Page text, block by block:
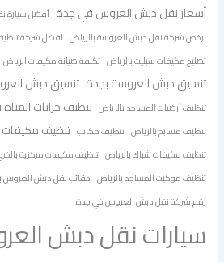
أسعار نقل دبش العروس في جدة أفضل سيارة
ارخص شركة نقل دبش العروسة بالرياض افضل شركة
تصليح مكيفات سبليت بالرياض تكلفة صيانة مكيفات الرياض
تنسيق دبش العروسة بجدة تنسيق دبش
تنظيف أرضيات المساجد بالرياض تنظيف خزانات المياه
تنظيف مسابح بالرياض تنظيف مكاتب تنظيف مكيفات
تنظيف مكيفات شباك بالرياض تنظيف مكيفات مركزية
تنظيف موكيت المساجد بالرياض حقائب نقل دبش العروس
رقم شركة نقل دبش العروس في جدة
سيارات نقل دبش